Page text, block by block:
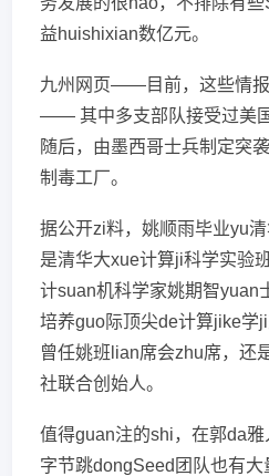
益huishixian数亿元。
九州网页——目前，这些情
—— 其中多支部队接受过美
随后，由墨西哥士兵制定突
制毒工厂。
据公开zi料，姚顺雨毕业yu
是清华大xue计算ji科学实验
计suan机科学家姚期智yuan
培养guo际顶尖de计算jike学
曾任姚班lian席会zhu席，还
社联合创始人。
值得guan注的shi，在郭da雅
字节跳dongSeed团队也有